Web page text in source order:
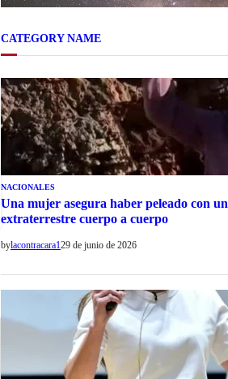
CATEGORY NAME
NACIONALES
Una mujer asegura haber peleado con un
extraterrestre cuerpo a cuerpo
bylacontracara129 de junio de 2026